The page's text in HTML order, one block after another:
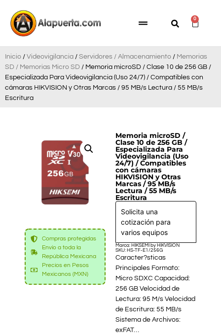
0
Inicio / Videovigilancia / Servidores / Almacenamiento / Memorias
SD / Memorias Micro SD / Memoria microSD / Clase 10 de 256 GB /
Especializada Para Videovigilancia (Uso 24/7) / Compatibles con
cámaras HIKVISION y Otras Marcas / 95 MB/s Lectura / 55 MB/s
Escritura
Compras protegidas
Envío a toda la
República Mexicana
Precios en Pesos
Mexicanos (MXN)
Memoria microSD /
Clase 10 de 256 GB /
Especializada Para
Videovigilancia (Uso
24/7) / Compatibles
con cámaras
HIKVISION y Otras
Marcas / 95 MB/s
Lectura / 55 MB/s
Escritura
Solicita una
cotización para
varios equipos
Marca: HIKSEMI by HIKVISION
SKU: HS-TF-E1/256G
Caracter?sticas
Principales Formato:
Micro SDXC Capacidad:
256 GB Velocidad de
Lectura: 95 M/s Velocidad
de Escritura: 55 MB/s
Sistema de Archivos:
exFAT…